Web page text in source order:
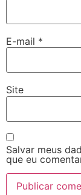
E-mail *
Site
Salvar meus
que eu